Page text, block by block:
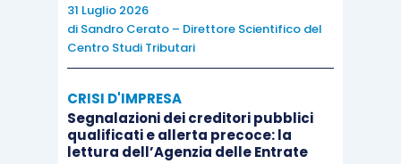
31 Luglio 2026
di Sandro Cerato – Direttore Scientifico del
Centro Studi Tributari
CRISI D'IMPRESA
Segnalazioni dei creditori pubblici
qualificati e allerta precoce: la
lettura dell’Agenzia delle Entrate